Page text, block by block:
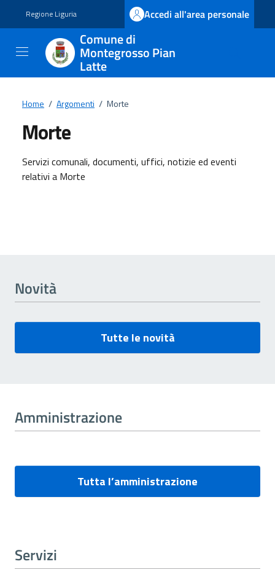
Regione Liguria Accedi all'area personale
Comune di
Montegrosso Pian
Latte
Home / Argomenti / Morte
Morte
Dettagli dell'argomento
Servizi comunali, documenti, uffici, notizie ed eventi
relativi a Morte
Novità
Tutte le novità
Amministrazione
Tutta l’amministrazione
Servizi